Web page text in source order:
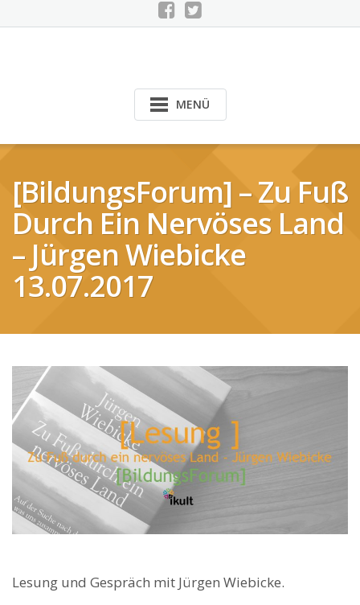
MENÜ
[BildungsForum] – Zu Fuß
Durch Ein Nervöses Land
– Jürgen Wiebicke
13.07.2017
Lesung und Gespräch mit Jürgen Wiebicke.